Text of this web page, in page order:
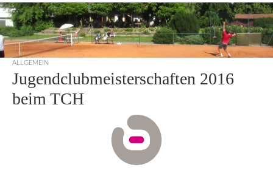
TC Hockenheim
ALLGEMEIN
Jugendclubmeisterschaften 2016
beim TCH